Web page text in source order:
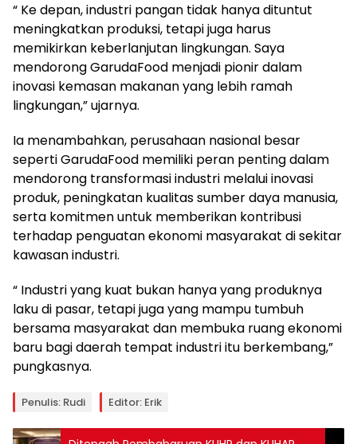
“ Ke depan, industri pangan tidak hanya dituntut
meningkatkan produksi, tetapi juga harus
memikirkan keberlanjutan lingkungan. Saya
mendorong GarudaFood menjadi pionir dalam
inovasi kemasan makanan yang lebih ramah
lingkungan,” ujarnya.
Ia menambahkan, perusahaan nasional besar
seperti GarudaFood memiliki peran penting dalam
mendorong transformasi industri melalui inovasi
produk, peningkatan kualitas sumber daya manusia,
serta komitmen untuk memberikan kontribusi
terhadap penguatan ekonomi masyarakat di sekitar
kawasan industri.
“ Industri yang kuat bukan hanya yang produknya
laku di pasar, tetapi juga yang mampu tumbuh
bersama masyarakat dan membuka ruang ekonomi
baru bagi daerah tempat industri itu berkembang,”
pungkasnya.
Penulis: Rudi Editor: Erik